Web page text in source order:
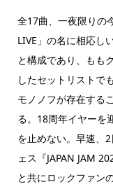
全17曲、一夜限りの
LIVE」の名に相応し
と構成であり、もも
したセットリストで
モノノフが存在する
る。18周年イヤーを
を止めない。早速、
ェス『JAPAN JAM
と共にロックファン